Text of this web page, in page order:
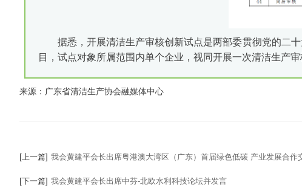
据悉，开展清洁生产审核创新试点是两部委贯彻党的二
目，试点对象所属范围内单个企业，视同开展一次清洁生产审
来源：广东省清洁生产协会融媒体中心
[上一篇] 我会黄建平会长出席粤港澳大湾区（广东）首届绿色低碳 产业发展合作
[下一篇] 我会黄建平会长出席中芬-北欧水利科技论坛并发言